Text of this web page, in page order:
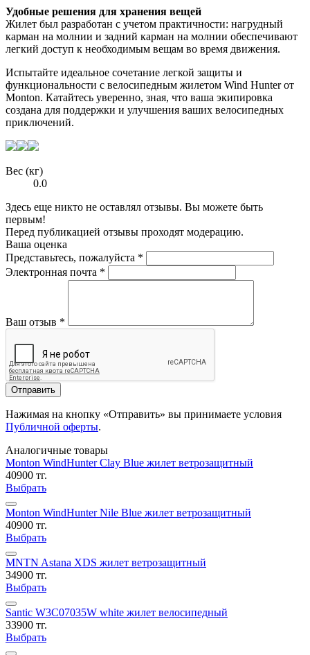
Удобные решения для хранения вещей
Жилет был разработан с учетом практичности: нагрудный
карман на молнии и задний карман на молнии обеспечивают
легкий доступ к необходимым вещам во время движения.
Испытайте идеальное сочетание легкой защиты и
функциональности с велосипедным жилетом Wind Hunter от
Monton. Катайтесь уверенно, зная, что ваша экипировка
создана для поддержки и улучшения ваших велосипедных
приключений.
Вес (кг)
0.0
Здесь еще никто не оставлял отзывы. Вы можете быть
первым!
Перед публикацией отзывы проходят модерацию.
Ваша оценка
Представьтесь, пожалуйста *
Электронная почта *
Ваш отзыв *
Отправить
Нажимая на кнопку «Отправить» вы принимаете условия
Публичной оферты.
Аналогичные товары
Monton WindHunter Clay Blue жилет ветрозащитный
40900 тг.
Выбрать
Monton WindHunter Nile Blue жилет ветрозащитный
40900 тг.
Выбрать
MNTN Astana XDS жилет ветрозащитный
34900 тг.
Выбрать
Santic W3C07035W white жилет велосипедный
33900 тг.
Выбрать